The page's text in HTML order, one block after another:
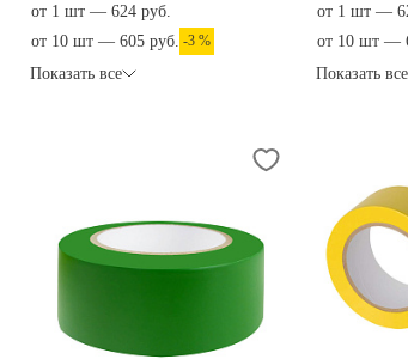
от 1 шт — 624 руб.
от 10 шт — 605 руб. -3 %
Показать все
от 1 шт —
от 10 шт —
Показать все